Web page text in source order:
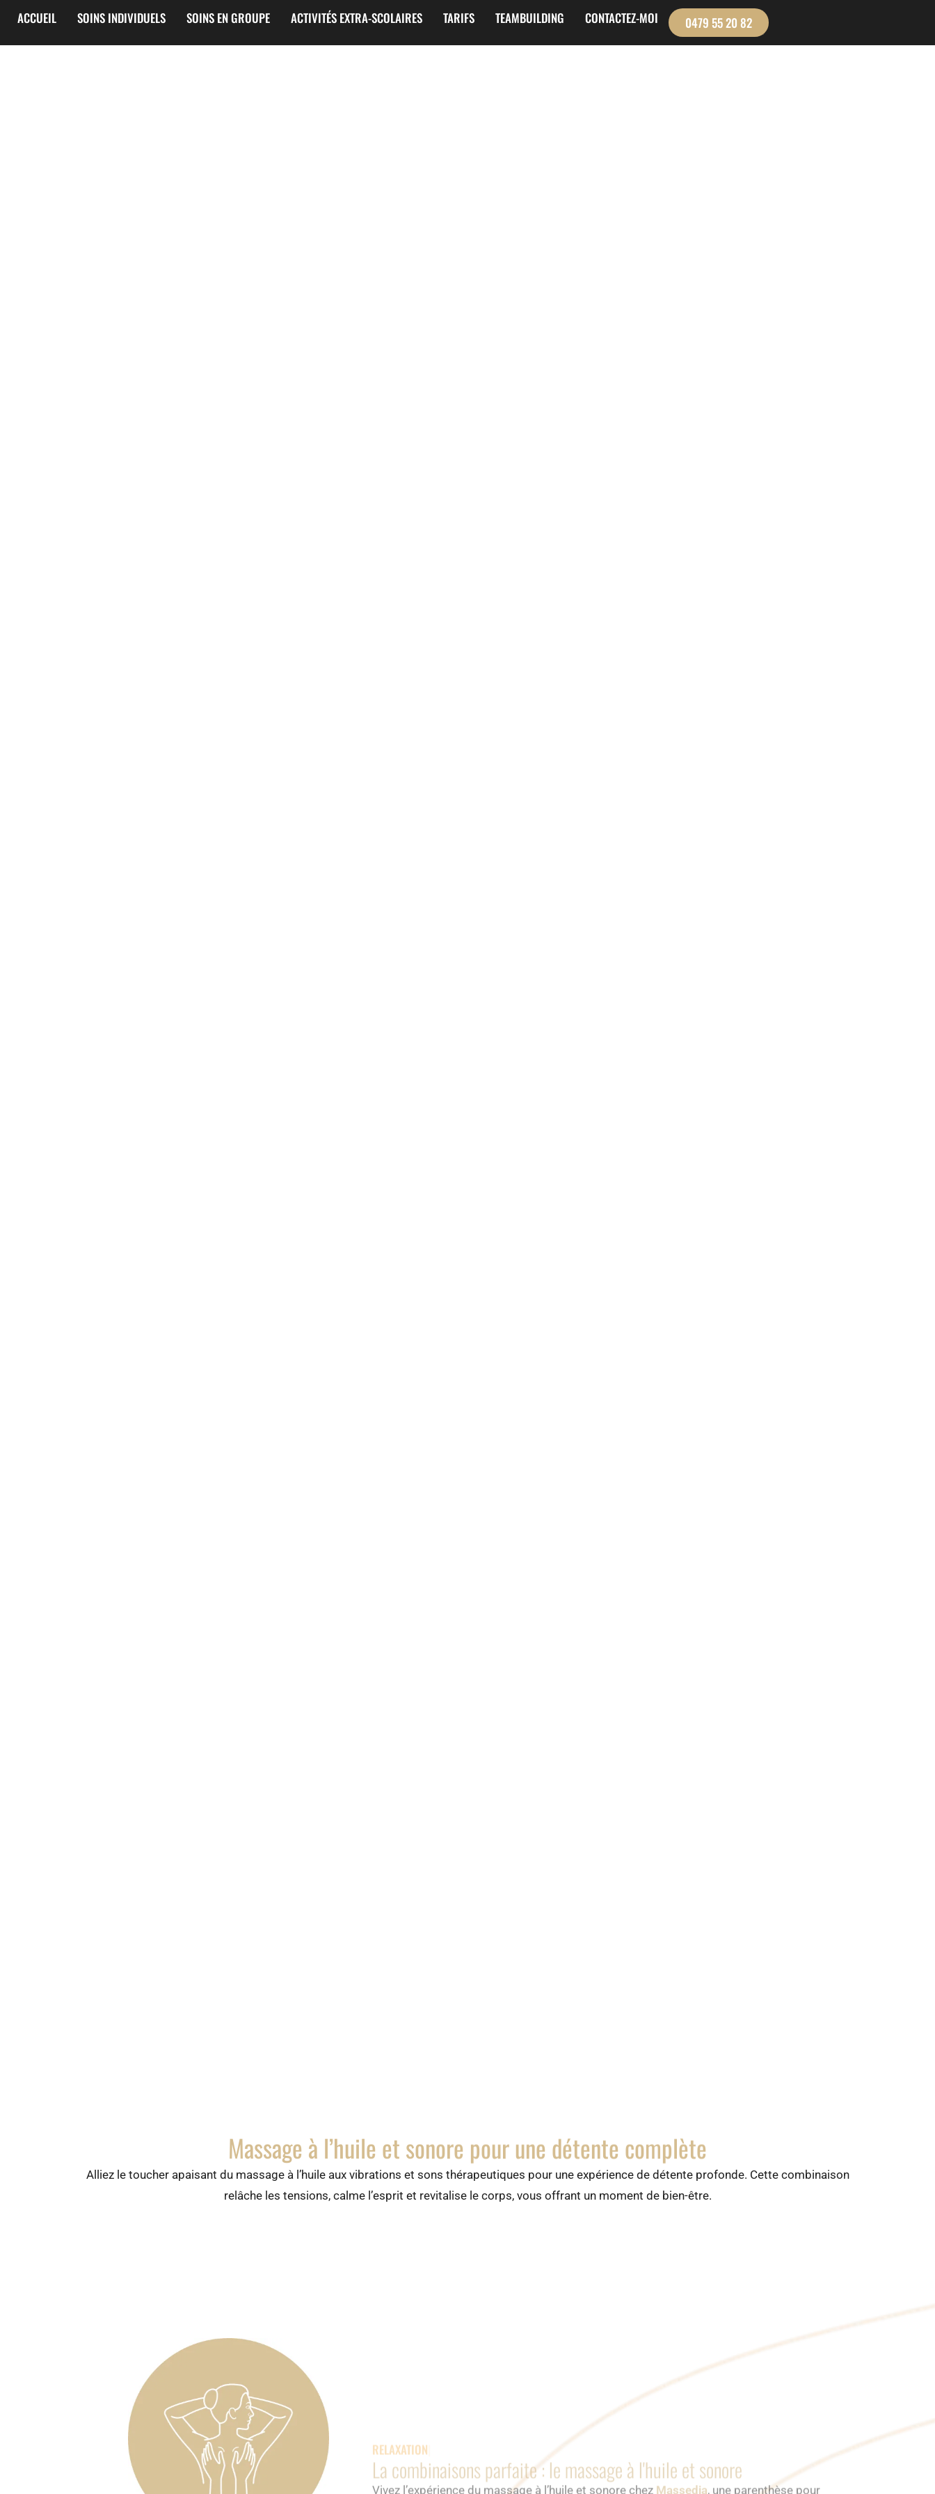
ACCUEIL SOINS INDIVIDUELS SOINS EN GROUPE ACTIVITÉS EXTRA-SCOLAIRES TARIFS TEAMBUILDING CONTACTEZ-MOI 0479 55 20 82
Massage à l’huile et sonore pour une détente complète
Alliez le toucher apaisant du massage à l’huile aux vibrations et sons thérapeutiques pour une expérience de détente profonde. Cette combinaison
relâche les tensions, calme l’esprit et revitalise le corps, vous offrant un moment de bien-être.
La combinaisons parfaite : le massage à l'huile et sonore
Vivez l’expérience du massage à l’huile et sonore chez
Les gestes doux et harmonieux, associés aux vibrations sonores, vous plongent dans une
détente profonde et favorisent un lâcher-prise complet.